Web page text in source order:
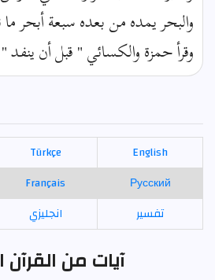
والبحر يمده من بعده سبعة أبحر
وقرأ حمزة والكسائي " قبل أن ينفد "
English
Türkçe
Русский
Français
تفسير
انجليزي
آيات من القرآن